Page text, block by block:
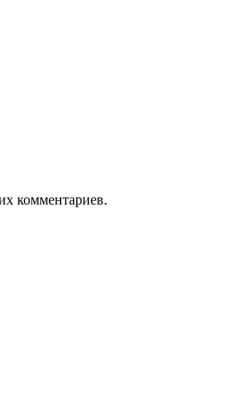
комментариев.